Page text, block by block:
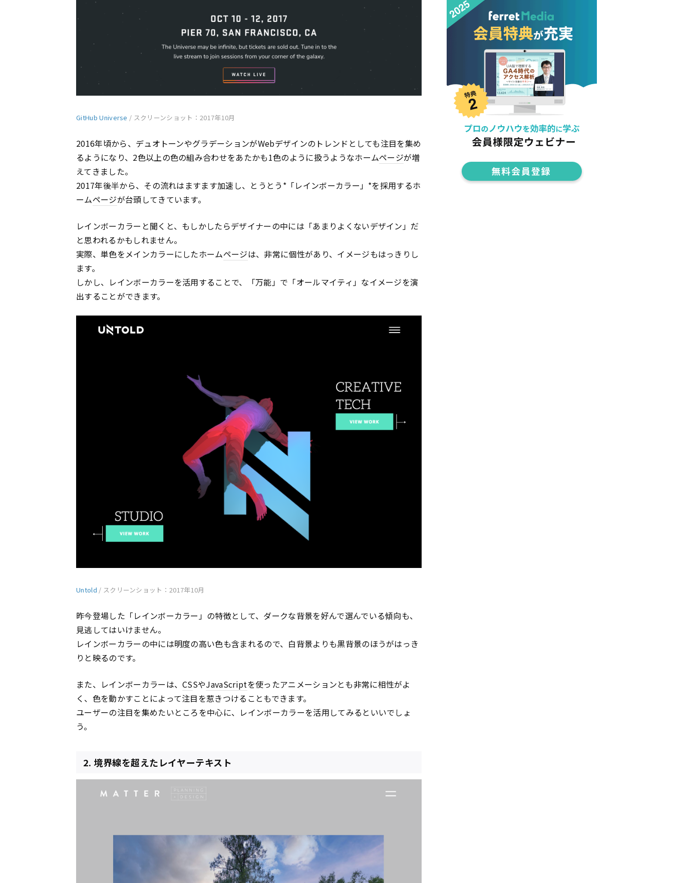
GitHub Universe / スクリーンショット：2017年10月
2016年頃から、デュオトーンやグラデーションがWebデザインのトレンドとしても注目を集め
るようになり、2色以上の色の組み合わせをあたかも1色のように扱うようなホームページが増
えてきました。
2017年後半から、その流れはますます加速し、とうとう*「レインボーカラー」*を採用するホ
ームページが台頭してきています。
レインボーカラーと聞くと、もしかしたらデザイナーの中には「あまりよくないデザイン」だ
と思われるかもしれません。
実際、単色をメインカラーにしたホームページは、非常に個性があり、イメージもはっきりし
ます。
しかし、レインボーカラーを活用することで、「万能」で「オールマイティ」なイメージを演
出することができます。
Untold / スクリーンショット：2017年10月
昨今登場した「レインボーカラー」の特徴として、ダークな背景を好んで選んでいる傾向も、
見逃してはいけません。
レインボーカラーの中には明度の高い色も含まれるので、白背景よりも黒背景のほうがはっき
りと映るのです。
また、レインボーカラーは、CSSやJavaScriptを使ったアニメーションとも非常に相性がよ
く、色を動かすことによって注目を惹きつけることもできます。
ユーザーの注目を集めたいところを中心に、レインボーカラーを活用してみるといいでしょ
う。
2. 境界線を超えたレイヤーテキスト